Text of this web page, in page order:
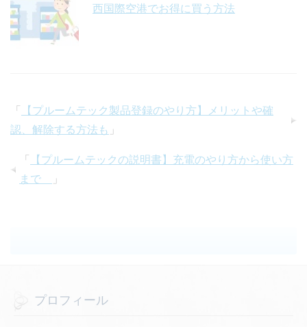
西国際空港でお得に買う方法
「
【プルームテック製品登録のやり方】メリットや確
認、解除する方法も 」
「
【プルームテックの説明書】充電のやり方から使い方
まで
」
プロフィール